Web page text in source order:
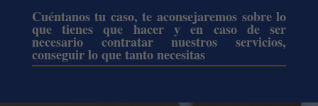
Cuéntanos tu caso, te aconsejaremos sobre lo
que tienes que hacer y en caso de ser
necesario contratar nuestros servicios,
conseguir lo que tanto necesitas